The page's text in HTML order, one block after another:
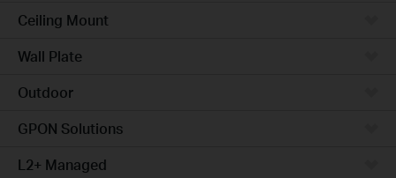
Ceiling Mount
Wall Plate
Outdoor
GPON Solutions
L2+ Managed